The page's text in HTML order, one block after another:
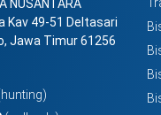
NUSANTARA
Kav 49-51 Deltasari
Jawa Timur 61256